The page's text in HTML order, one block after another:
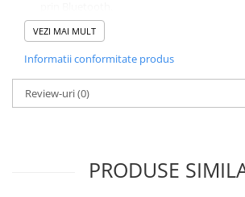
Spre deosebire de UT171A, UT171C are o
pentru masurarea rezistentei si capacitatii,
masurarea rezistentei (inversa). Tipul de
o matrice de puncte. Intervalul de afisare
pentru tensiuni, curenti si frecvente si ±
masuratori de capacitate. Afisajul include
isi poate testa propriile sigurante (fara a
VEZI MAI MULT
Informatii conformitate produs
Review-uri(0)
PRODUSE